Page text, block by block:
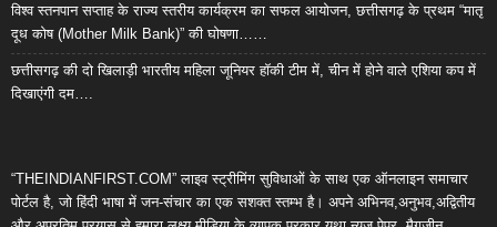
विश्व स्तनपान सप्ताह के राज्य स्तरीय कार्यक्रम का सफल आयोजन, छत्तीसगढ़ के प्रथम “मातृ
दूध कोष (Mother Milk Bank)” की घोषणा……
छत्तीसगढ़ की दो खिलाड़ी भारतीय महिला जूनियर हॉकी टीम में, चीन में होने वाले एशिया कप में
दिखाएंगी दम….
“THEINDIANFIRST.COM” लाइव स्ट्रीमिंग सुविधाओं के साथ एक ऑनलाइन समाचार
पोर्टल है, जो हिंदी भाषा में जन-संचार का एक सशक्त स्तम्भ है। अपने अभिनव,अनुभव,अद्वितीय